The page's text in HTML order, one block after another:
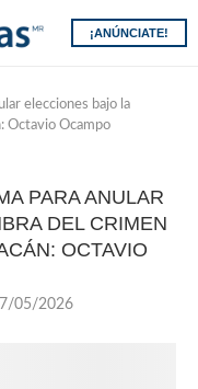
¡ANÚNCIATE!
elecciones bajo la
Octavio Ocampo
PARA ANULAR
DEL CRIMEN
OCTAVIO
05/2026